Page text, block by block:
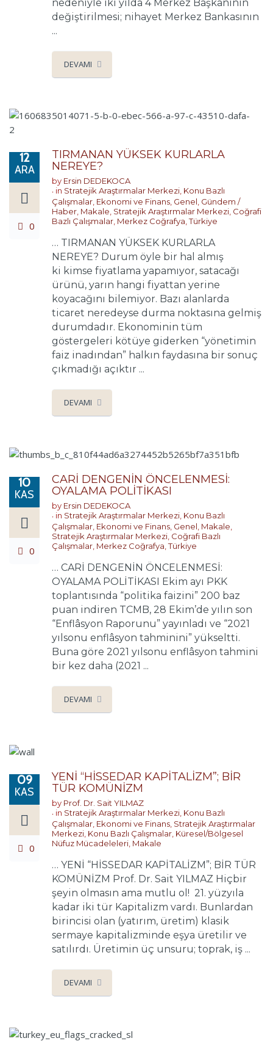
nedeniyle iki yılda 4 Merkez Başkanının
değiştirilmesi; nihayet Merkez Bankasının
...
DEVAMI
12
ARA
0
TIRMANAN YÜKSEK KURLARLA
NEREYE?
by Ersin DEDEKOCA
in Stratejik Araştırmalar Merkezi Konu Bazlı
Çalışmalar Ekonomi ve Finans Genel Gündem /
Haber Makale Stratejik Araştırmalar Merkezi Coğrafi
Bazlı Çalışmalar Merkez Coğrafya ,Türkiye
… TIRMANAN YÜKSEK KURLARLA
NEREYE? Durum öyle bir hal almış
ki kimse fiyatlama yapamıyor, satacağı
ürünü, yarın hangi fiyattan yerine
koyacağını bilemiyor. Bazı alanlarda
ticaret neredeyse durma noktasına gelmiş
durumdadır. Ekonominin tüm
göstergeleri kötüye giderken “yönetimin
faiz inadından” halkın faydasına bir sonuç
çıkmadığı açıktır ...
DEVAMI
10
KAS
0
CARİ DENGENİN ÖNCELENMESİ:
OYALAMA POLİTİKASI
by Ersin DEDEKOCA
in Stratejik Araştırmalar Merkezi, Konu Bazlı
Çalışmalar, Ekonomi ve Finans, Genel, Makale,
Stratejik Araştırmalar Merkezi, Coğrafi Bazlı
Çalışmalar, Merkez Coğrafya,Türkiye
… CARİ DENGENİN ÖNCELENMESİ:
OYALAMA POLİTİKASI Ekim ayı PKK
toplantısında “politika faizini” 200 baz
puan indiren TCMB, 28 Ekim’de yılın son
“Enflâsyon Raporunu” yayınladı ve “2021
yılsonu enflâsyon tahminini” yükseltti.
Buna göre 2021 yılsonu enflâsyon tahmini
bir kez daha (2021 ...
DEVAMI
09
KAS
0
YENİ “HİSSEDAR KAPİTALİZM”; BİR
TÜR KOMÜNİZM
by Prof. Dr. Sait YILMAZ
in Stratejik Araştırmalar Merkezi Konu Bazlı
Çalışmalar Ekonomi ve Finans Stratejik Araştırmalar
Merkezi Konu Bazlı Çalışmalar Küresel/Bölgesel
Nüfuz Mücadeleleri Makale
… YENİ “HİSSEDAR KAPİTALİZM”; BİR TÜR
KOMÜNİZM Prof. Dr. Sait YILMAZ Hiçbir
şeyin olmasın ama mutlu ol! 21. yüzyıla
kadar iki tür Kapitalizm vardı. Bunlardan
birincisi olan (yatırım, üretim) klasik
sermaye kapitalizminde eşya üretilir ve
satılırdı. Üretimin üç unsuru; toprak, iş ...
DEVAMI